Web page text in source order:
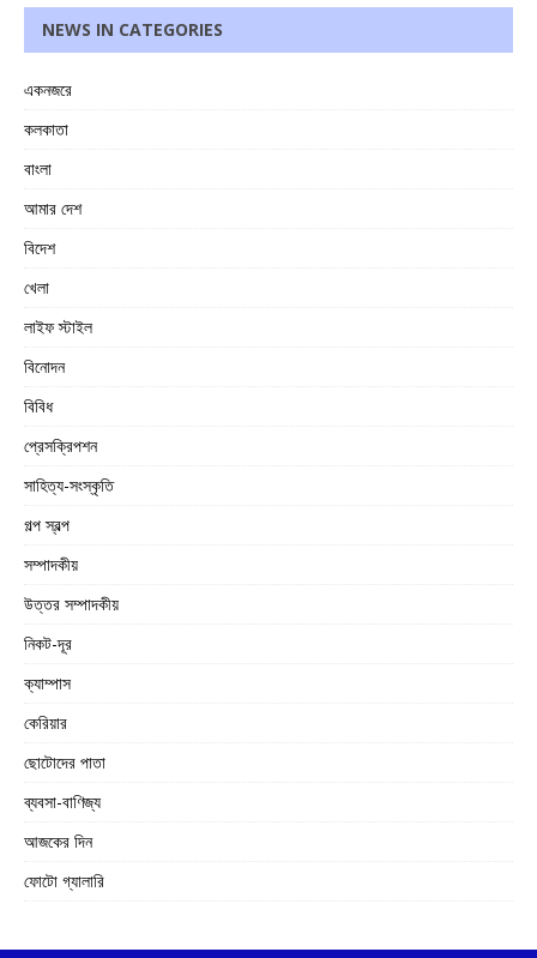
NEWS IN CATEGORIES
একনজরে
কলকাতা
বাংলা
আমার দেশ
বিদেশ
খেলা
লাইফ স্টাইল
বিনোদন
বিবিধ
প্রেসক্রিপশন
সাহিত্য-সংস্কৃতি
গল্প স্বল্প
সম্পাদকীয়
উত্তর সম্পাদকীয়
নিকট-দূর
ক্যাম্পাস
কেরিয়ার
ছোটোদের পাতা
ব্যবসা-বাণিজ্য
আজকের দিন
ফোটো গ্যালারি